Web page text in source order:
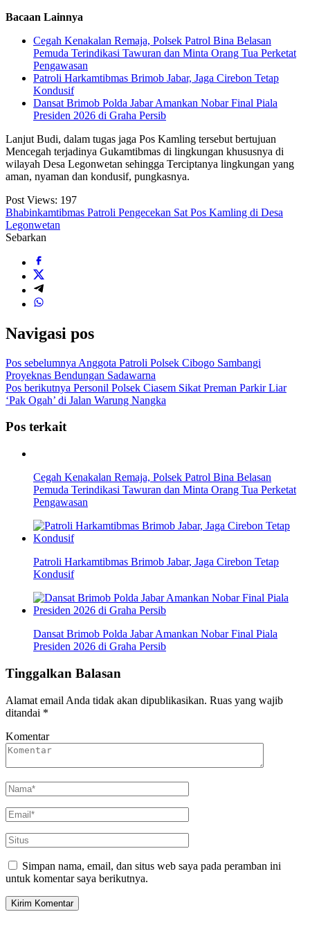
Bacaan Lainnya
Cegah Kenakalan Remaja, Polsek Patrol Bina Belasan
Pemuda Terindikasi Tawuran dan Minta Orang Tua Perketat
Pengawasan
Patroli Harkamtibmas Brimob Jabar, Jaga Cirebon Tetap
Kondusif
Dansat Brimob Polda Jabar Amankan Nobar Final Piala
Presiden 2026 di Graha Persib
Lanjut Budi, dalam tugas jaga Pos Kamling tersebut bertujuan
Mencegah terjadinya Gukamtibmas di lingkungan khususnya di
wilayah Desa Legonwetan sehingga Terciptanya lingkungan yang
aman, nyaman dan kondusif, pungkasnya.
Post Views: 197
Bhabinkamtibmas Patroli Pengecekan Sat Pos Kamling di Desa
Legonwetan
Sebarkan
Navigasi pos
Pos sebelumnya Anggota Patroli Polsek Cibogo Sambangi
Proyeknas Bendungan Sadawarna
Pos berikutnya Personil Polsek Ciasem Sikat Preman Parkir Liar
‘Pak Ogah’ di Jalan Warung Nangka
Pos terkait
Cegah Kenakalan Remaja, Polsek Patrol Bina Belasan
Pemuda Terindikasi Tawuran dan Minta Orang Tua Perketat
Pengawasan
Patroli Harkamtibmas Brimob Jabar, Jaga Cirebon Tetap
Kondusif
Dansat Brimob Polda Jabar Amankan Nobar Final Piala
Presiden 2026 di Graha Persib
Tinggalkan Balasan
Alamat email Anda tidak akan dipublikasikan. Ruas yang wajib
ditandai *
Komentar
Simpan nama, email, dan situs web saya pada peramban ini
untuk komentar saya berikutnya.